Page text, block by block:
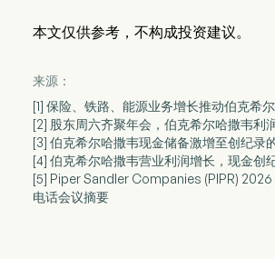
本文仅供参考，不构成投资建议。
来源：
[1] 保险、铁路、能源业务增长推动伯克希
[2] 股东周六齐聚年会，伯克希尔哈撒韦利
[3] 伯克希尔哈撒韦现金储备激增至创纪录
[4] 伯克希尔哈撒韦营业利润增长，现金创
[5] Piper Sandler Companies (PIPR) 2026
电话会议摘要